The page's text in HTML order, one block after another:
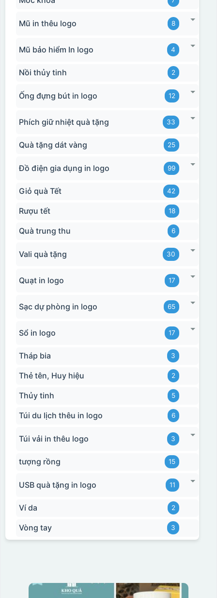
Mũ in thêu logo 8
Mũ bảo hiểm In logo 4
Nồi thủy tinh 2
Ống đựng bút in logo 12
Phích giữ nhiệt quà tặng 33
Quà tặng dát vàng 25
Đồ điện gia dụng in logo 99
Giỏ quà Tết 42
Rượu tết 18
Quà trung thu 6
Vali quà tặng 30
Quạt in logo 17
Sạc dự phòng in logo 65
Sổ in logo 17
Tháp bia 3
Thẻ tên, Huy hiệu 2
Thủy tinh 5
Túi du lịch thêu in logo 6
Túi vải in thêu logo 3
tượng rồng 15
USB quà tặng in logo 11
Ví da 2
Vòng tay 3